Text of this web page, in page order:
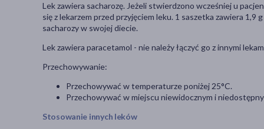
Lek zawiera sacharozę. Jeżeli stwierdzono wcześniej u
się z lekarzem przed przyjęciem leku. 1 saszetka zawiera
sacharozy w swojej diecie.
Lek zawiera paracetamol - nie należy łączyć go z innymi
Przechowywanie:
Przechowywać w temperaturze poniżej 25°C.
Przechowywać w miejscu niewidocznym i
Stosowanie innych leków